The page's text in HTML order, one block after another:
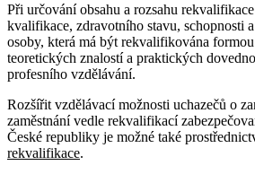
Při určování obsahu a rozsahu
kvalifikace, zdravotního stavu, schopnosti
osoby, která má být rekvalifikována
teoretických znalostí a praktických
profesního vzdělávání.
Rozšířit vzdělávací možnosti uchazečů o
zaměstnání vedle rekvalifikací
České republiky je možné také
rekvalifikace.